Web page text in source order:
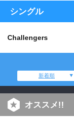
シングル
Challengers
新着順
オススメ!!